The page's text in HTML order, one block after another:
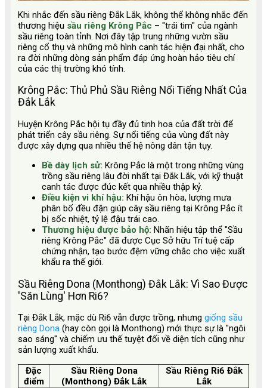
Khi nhắc đến sầu riêng Đắk Lắk, không thể không nhắc đến
thương hiệu sầu riêng Krông Pắc – "trái tim" của ngành
sầu riêng toàn tỉnh. Nơi đây tập trung những vườn sầu
riêng cổ thụ và những mô hình canh tác hiện đại nhất, cho
ra đời những dòng sản phẩm đáp ứng hoàn hảo tiêu chí
của các thị trường khó tính.
Krông Pắc: Thủ Phủ Sầu Riêng Nổi Tiếng Nhất Của
Đắk Lắk
Huyện Krông Pắc hội tụ đầy đủ tinh hoa của đất trời để
phát triển cây sầu riêng. Sự nổi tiếng của vùng đất này
được xây dựng qua nhiều thế hệ nông dân tận tụy.
Bề dày lịch sử: Krông Pắc là một trong những vùng
trồng sầu riêng lâu đời nhất tại Đắk Lắk, với kỹ thuật
canh tác được đúc kết qua nhiều thập kỷ.
Điều kiện vi khí hậu: Khí hậu ôn hòa, lượng mưa
phân bố đều đặn giúp cây sầu riêng tại Krông Pắc ít
bị sốc nhiệt, tỷ lệ đậu trái cao.
Thương hiệu được bảo hộ: Nhãn hiệu tập thể "Sầu
riêng Krông Pắc" đã được Cục Sở hữu Trí tuệ cấp
chứng nhận, tạo bước đệm vững chắc cho việc xuất
khẩu ra thế giới.
Sầu Riêng Dona (Monthong) Đắk Lắk: Vì Sao Được
'Săn Lùng' Hơn Ri6?
Tại Đắk Lắk, mặc dù Ri6 vẫn được trồng, nhưng giống sầu
riêng Dona (hay còn gọi là Monthong) mới thực sự là "ngôi
sao sáng" và chiếm ưu thế tuyệt đối về diện tích cũng như
sản lượng xuất khẩu.
Đặc
điểm
Sầu Riêng Dona
(Monthong) Đắk Lắk
Sầu Riêng Ri6 Đắk
Lắk